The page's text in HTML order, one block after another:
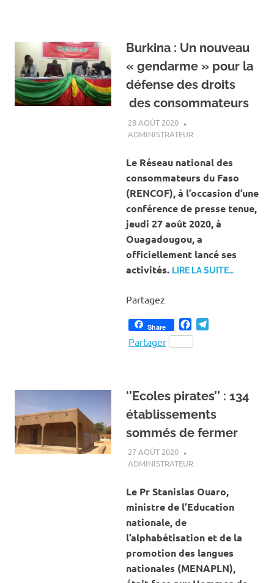
Burkina : Un nouveau
« gendarme » pour la
défense des droits
des consommateurs
28 AOÛT 2020
ADMINISTRATEURACTUALITÉ
Le Réseau national des
consommateurs du Faso
(RENCOF), à l’occasion d’une
conférence de presse tenue,
jeudi 27 août 2020, à
Ouagadougou, a
officiellement lancé ses
activités. LIRE LA SUITE…
Partagez
Share Facebook
Partager
‘’Ecoles pirates’’ : 134
établissements
sommés de fermer
27 AOÛT 2020
ADMINISTRATEURACTUALITÉ
Le Pr Stanislas Ouaro,
ministre de l’Education
nationale, de
l’alphabétisation et de la
promotion des langues
nationales (MENAPLN),